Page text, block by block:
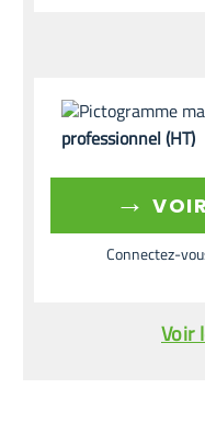
professionnel (HT)
→
Connectez-
Voir